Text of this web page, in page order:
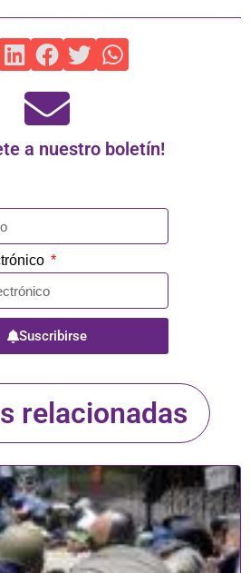
a nuestro boletín!
Suscribirse
relacionadas